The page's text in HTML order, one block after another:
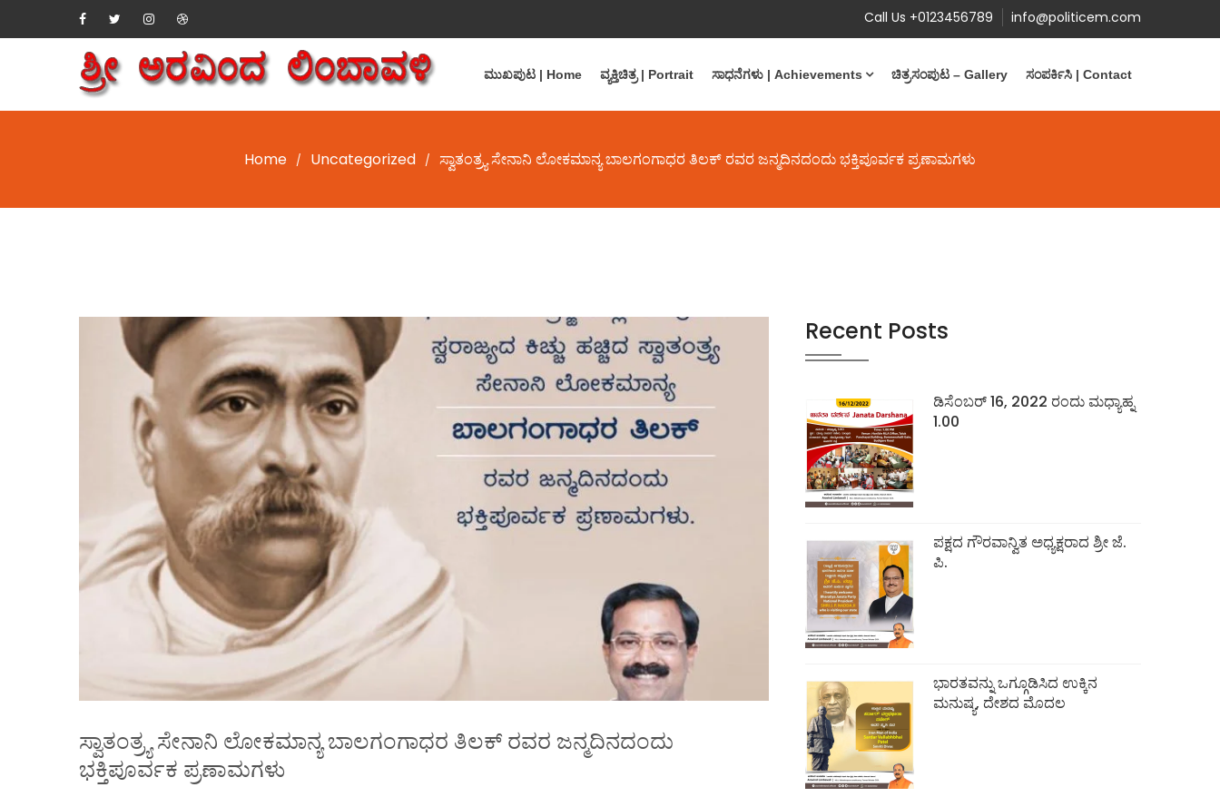
Call Us +0123456789 info@politicem.com
ಮುಖಪುಟ | Home ವ್ಯಕ್ತಿಚಿತ್ರ | Portrait ಸಾಧನೆಗಳು | Achievements ಚಿತ್ರಸಂಪುಟ – Gallery ಸಂಪರ್ಕಿಸಿ | Contact
Home / Uncategorized / ಸ್ವಾತಂತ್ರ್ಯ ಸೇನಾನಿ ಲೋಕಮಾನ್ಯ ಬಾಲಗಂಗಾಧರ ತಿಲಕ್ ರವರ ಜನ್ಮದಿನದಂದು ಭಕ್ತಿಪೂರ್ವಕ ಪ್ರಣಾಮಗಳು
ಸ್ವಾತಂತ್ರ್ಯ ಸೇನಾನಿ ಲೋಕಮಾನ್ಯ ಬಾಲಗಂಗಾಧರ ತಿಲಕ್ ರವರ ಜನ್ಮದಿನದಂದು
ಭಕ್ತಿಪೂರ್ವಕ ಪ್ರಣಾಮಗಳು
Recent Posts
ಡಿಸೆಂಬರ್ 16, 2022 ರಂದು ಮಧ್ಯಾಹ್ನ
1.00
ಪಕ್ಷದ ಗೌರವಾನ್ವಿತ ಅಧ್ಯಕ್ಷರಾದ ಶ್ರೀ ಜೆ.
ಪಿ.
ಭಾರತವನ್ನು ಒಗ್ಗೂಡಿಸಿದ ಉಕ್ಕಿನ
ಮನುಷ್ಯ, ದೇಶದ ಮೊದಲ